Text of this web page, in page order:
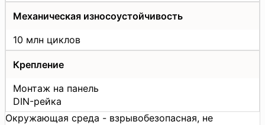
Механическая износоустойчивость
10 млн циклов
Крепление
Монтаж на панель
DIN-рейка
Окружающая среда - взрывобезопасная, не